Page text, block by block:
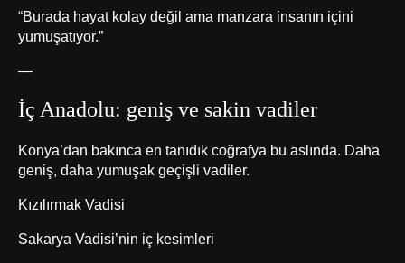
“Burada hayat kolay değil ama manzara insanın içini
yumuşatıyor.”
—
İç Anadolu: geniş ve sakin vadiler
Konya’dan bakınca en tanıdık coğrafya bu aslında. Daha
geniş, daha yumuşak geçişli vadiler.
Kızılırmak Vadisi
Sakarya Vadisi’nin iç kesimleri